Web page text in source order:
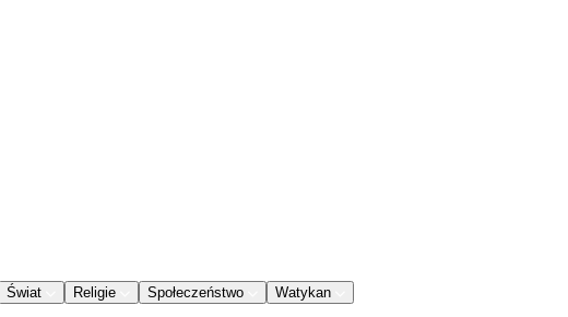
Świat Religie Społeczeństwo Watykan